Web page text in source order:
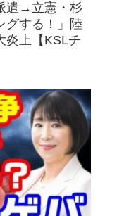
遣→立憲・杉
グする！」陸
炎上【KSLチ